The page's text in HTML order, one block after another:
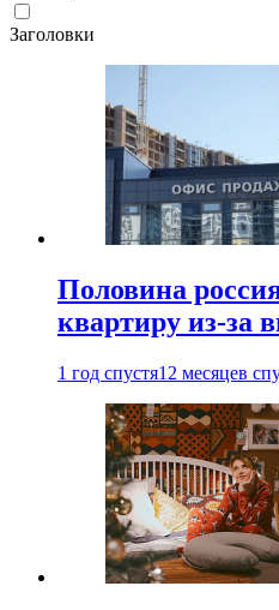
Заголовки
Половина
квартиру из-за
1 год спустя12 месяцев